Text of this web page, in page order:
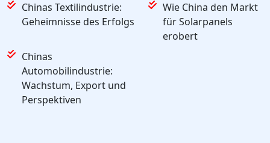
Chinas Textilindustrie:
Geheimnisse des Erfolgs
Wie China den Markt
für Solarpanels
erobert
Chinas
Automobilindustrie:
Wachstum, Export und
Perspektiven